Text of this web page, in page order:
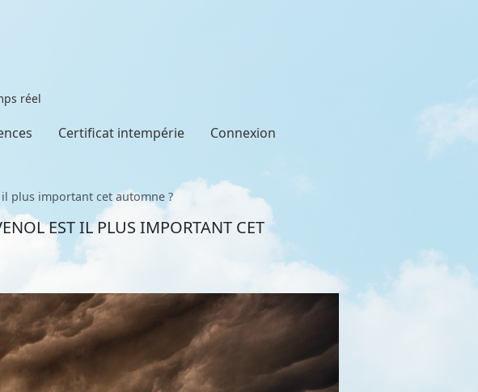
réel
Certificat intempérie Connexion
plus important cet automne ?
EST IL PLUS IMPORTANT CET